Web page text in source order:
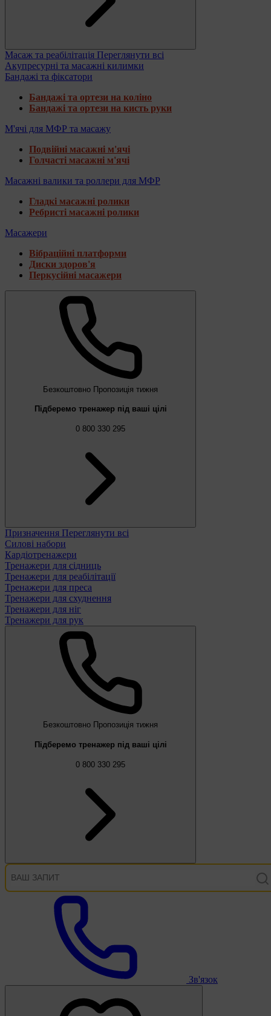
Масаж та реабілітація Переглянути всі
Акупресурні та масажні килимки
Бандажі та фіксатори
Бандажі та ортези на коліно
Бандажі та ортези на кисть руки
М'ячі для МФР та масажу
Подвійні масажні м'ячі
Голчасті масажні м'ячі
Масажні валики та роллери для МФР
Гладкі масажні ролики
Ребристі масажні ролики
Масажери
Вібраційні платформи
Диски здоров'я
Перкусійні масажери
Безкоштовно Пропозиція тижня
Підберемо тренажер під ваші цілі
0 800 330 295
Призначення Переглянути всі
Силові набори
Кардіотренажери
Тренажери для сідниць
Тренажери для реабілітації
Тренажери для преса
Тренажери для схуднення
Тренажери для ніг
Тренажери для рук
Безкоштовно Пропозиція тижня
Підберемо тренажер під ваші цілі
0 800 330 295
Зв'язок